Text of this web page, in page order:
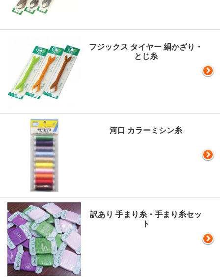
フジックス タイヤー 絹かざり・
とじ糸
河口 カラーミシン糸
訳あり 手まり糸・手まり糸セッ
ト